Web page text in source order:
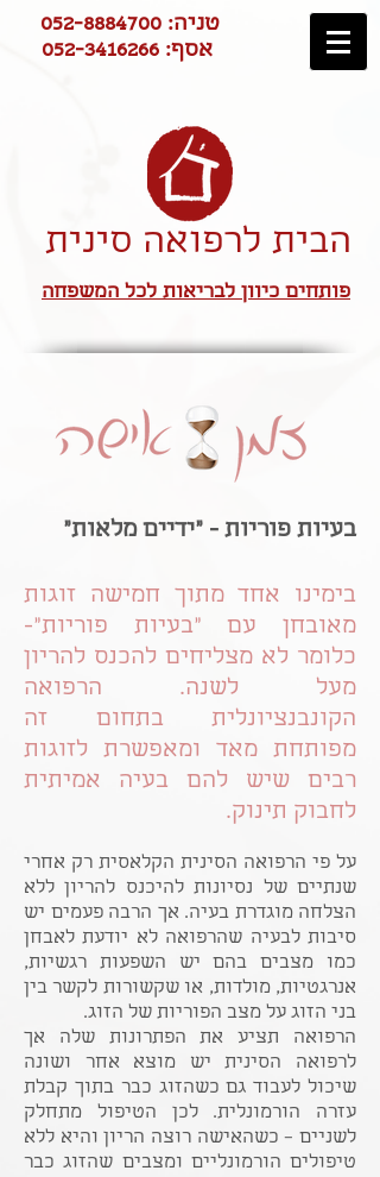
טניה: 052-8884700
אסף: 052-3416266
הבית לרפואה סינית
פותחים כיוון לבריאות לכל המשפחה
בעיות פוריות - ״ידיים מלאות״
בימינו אחד מתוך חמישה זוגות
מאובחן עם "בעיות פוריות"-
כלומר לא מצליחים להכנס להריון
מעל לשנה. הרפואה
הקונבנציונלית בתחום זה
מפותחת מאד ומאפשרת לזוגות
רבים שיש להם בעיה אמיתית
לחבוק תינוק.
על פי הרפואה הסינית הקלאסית רק אחרי
שנתיים של נסיונות להיכנס להריון ללא
הצלחה מוגדרת בעיה. אך הרבה פעמים יש
סיבות לבעיה שהרפואה לא יודעת לאבחן
כמו מצבים בהם יש השפעות רגשיות,
אנרגטיות, מולדות, או שקשורות לקשר בין
בני הזוג על מצב הפוריות של הזוג.
הרפואה תציע את הפתרונות שלה אך
לרפואה הסינית יש מוצא אחר ושונה
שיכול לעבוד גם כשהזוג כבר בתוך קבלת
עזרה הורמונלית. לכן הטיפול מתחלק
לשניים – כשהאישה רוצה הריון והיא ללא
טיפולים הורמונליים ומצבים שהזוג כבר